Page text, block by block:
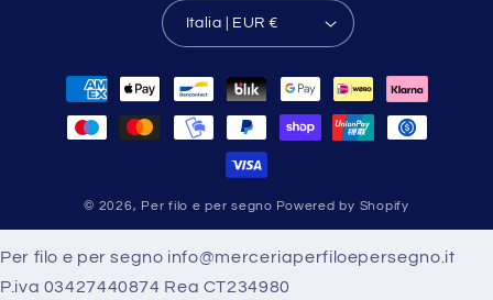
Italia | EUR €
Metodi
pagamento
© 2026, Per filo e per segno Powered by Shopify
Per filo e per segno info@merceriaperfiloepersegno.it
P.iva 03427440874 Rea CT234980